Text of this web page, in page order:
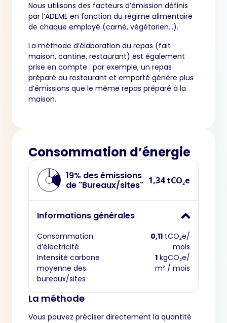
Nous utilisons des facteurs d’émission définis
par l’ADEME en fonction du régime alimentaire
de chaque employé (carné, végétarien…).
La méthode d’élaboration du repas (fait
maison, cantine, restaurant) est également
prise en compte : par exemple, un repas
préparé au restaurant et emporté génère plus
d’émissions que le même repas préparé à la
maison.
Consommation d’énergie
19% des émissions
de "Bureaux/sites" 1,34 tCO₂e
Informations générales
Consommation
d’électricité
0,11 tCO₂e/
mois
Intensité carbone
moyenne des
bureaux/sites
1 kgCO₂e/
m² / mois
La méthode
Vous pouvez préciser directement la quantité